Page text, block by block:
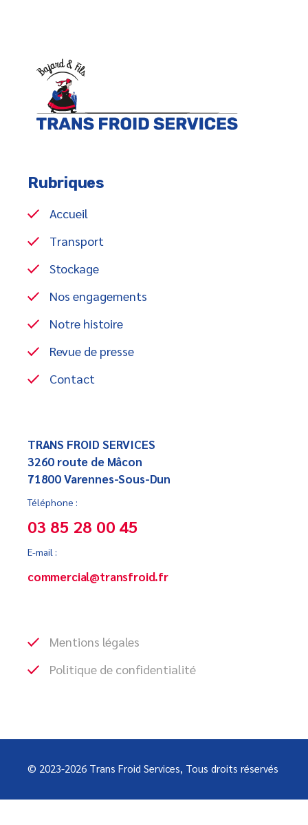
Rubriques
Accueil
Transport
Stockage
Nos engagements
Notre histoire
Revue de presse
Contact
TRANS FROID SERVICES
3260 route de Mâcon
71800 Varennes-Sous-Dun
Téléphone :
03 85 28 00 45
E-mail :
commercial@transfroid.fr
Mentions légales
Politique de confidentialité
© 2023-2026 Trans Froid Services, Tous droits réservés